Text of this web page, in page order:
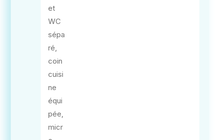
et
WC
sépa
ré,
coin
cuisi
ne
équi
pée,
micr